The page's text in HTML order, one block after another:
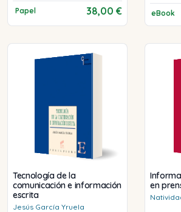
Papel 38,00 € eBook
Tecnología de la
comunicación e información
escrita
Jesús García Yruela
en